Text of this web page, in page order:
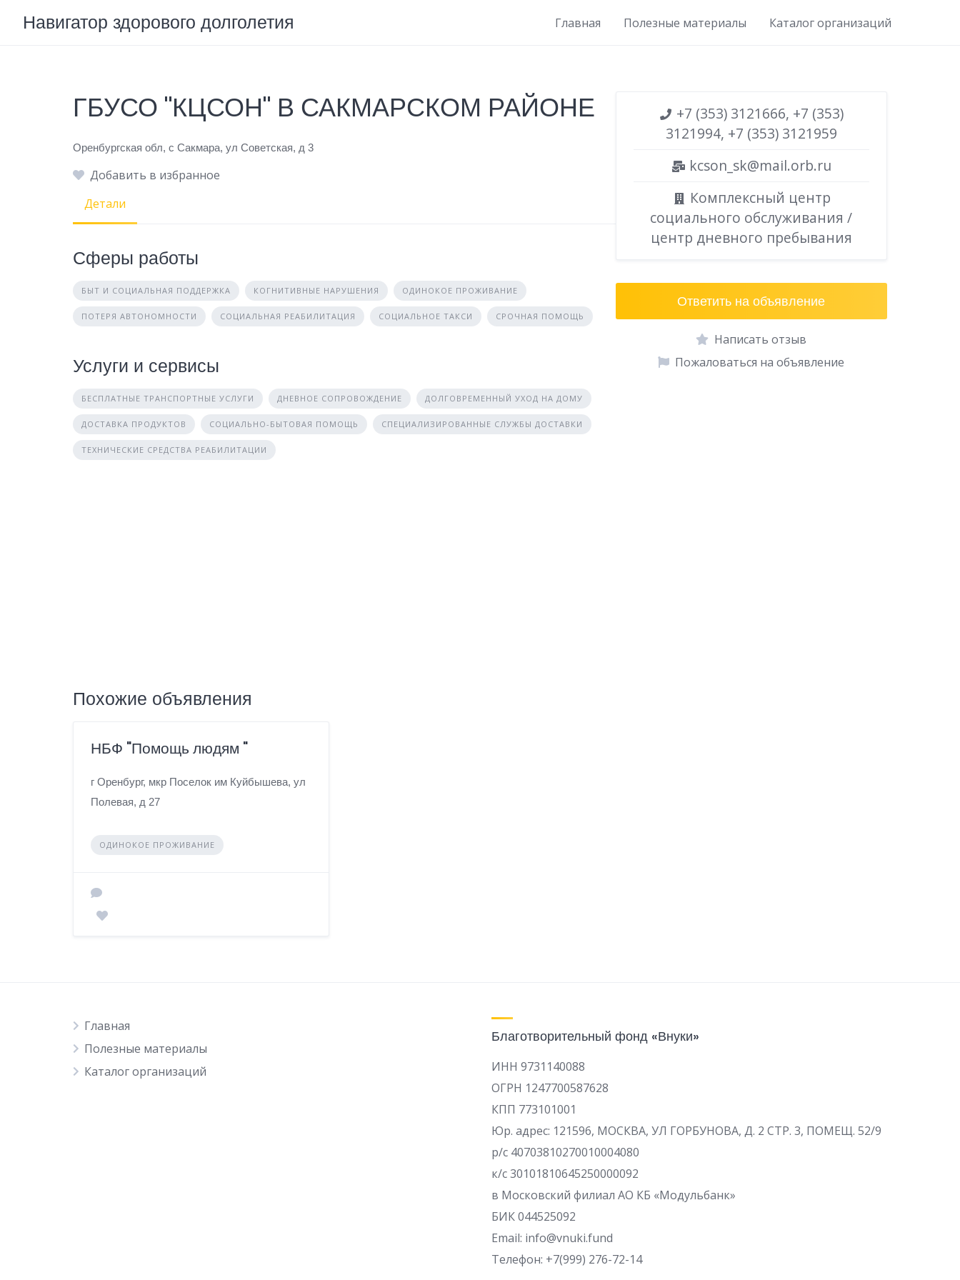
Навигатор здорового долголетия Главная Полезные материалы Каталог организаций
ГБУСО "КЦСОН" В САКМАРСКОМ РАЙОНЕ
Оренбургская обл, с Сакмара, ул Советская, д 3
Добавить в избранное
Детали
Сферы работы
БЫТ И СОЦИАЛЬНАЯ ПОДДЕРЖКА КОГНИТИВНЫЕ НАРУШЕНИЯ ОДИНОКОЕ ПРОЖИВАНИЕ
ПОТЕРЯ АВТОНОМНОСТИ СОЦИАЛЬНАЯ РЕАБИЛИТАЦИЯ СОЦИАЛЬНОЕ ТАКСИ СРОЧНАЯ ПОМОЩЬ
Услуги и сервисы
БЕСПЛАТНЫЕ ТРАНСПОРТНЫЕ УСЛУГИ ДНЕВНОЕ СОПРОВОЖДЕНИЕ ДОЛГОВРЕМЕННЫЙ УХОД НА ДОМУ
ДОСТАВКА ПРОДУКТОВ СОЦИАЛЬНО-БЫТОВАЯ ПОМОЩЬ СПЕЦИАЛИЗИРОВАННЫЕ СЛУЖБЫ ДОСТАВКИ
ТЕХНИЧЕСКИЕ СРЕДСТВА РЕАБИЛИТАЦИИ
+7 (353) 3121666, +7 (353)
3121994, +7 (353) 3121959
kcson_sk@mail.orb.ru
Комплексный центр
социального обслуживания /
центр дневного пребывания
Ответить на объявление
Написать отзыв
Пожаловаться на объявление
Похожие объявления
НБФ "Помощь людям "
г Оренбург, мкр Поселок им Куйбышева, ул
Полевая, д 27
ОДИНОКОЕ ПРОЖИВАНИЕ
Главная
Полезные материалы
Каталог организаций
Благотворительный фонд «Внуки»
ИНН 9731140088
ОГРН 1247700587628
КПП 773101001
Юр. адрес: 121596, МОСКВА, УЛ ГОРБУНОВА, Д. 2 СТР. 3, ПОМЕЩ. 52/9
р/c 40703810270010004080
к/с 30101810645250000092
в Московский филиал АО КБ «Модульбанк»
БИК 044525092
Email: info@vnuki.fund
Телефон: +7(999) 276-72-14